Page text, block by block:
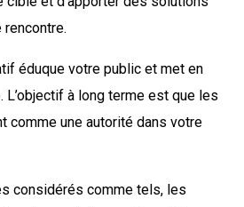
rencontre.
éduque votre public et met en
à long terme est que les
comme une autorité dans votre
considérés comme tels, les